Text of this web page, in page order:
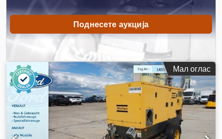
Поднесете аукција
Мал оглас